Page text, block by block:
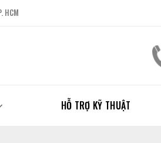
HCM
HỖ TRỢ KỸ THUẬT